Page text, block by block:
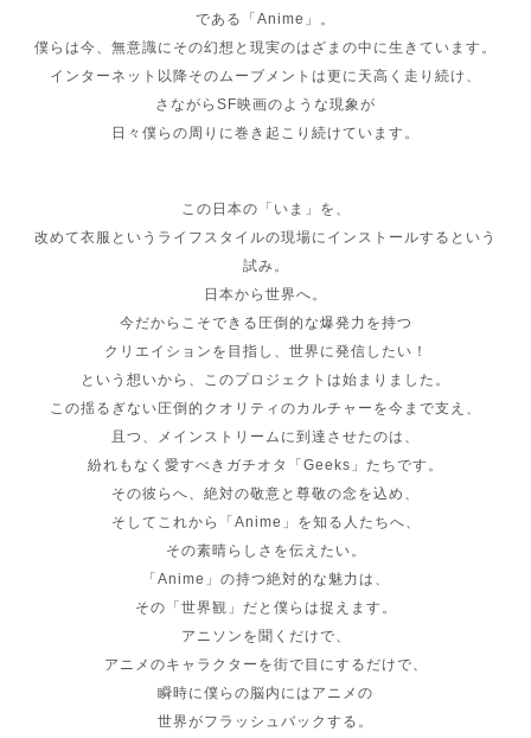
である「Anime」。
僕らは今、無意識にその幻想と現実のはざまの中に生きています。
インターネット以降そのムーブメントは更に天高く走り続け、
さながらSF映画のような現象が
日々僕らの周りに巻き起こり続けています。
この日本の「いま」を、
改めて衣服というライフスタイルの現場にインストールするという
試み。
日本から世界へ。
今だからこそできる圧倒的な爆発力を持つ
クリエイションを目指し、世界に発信したい！
という想いから、このプロジェクトは始まりました。
この揺るぎない圧倒的クオリティのカルチャーを今まで支え、
且つ、メインストリームに到達させたのは、
紛れもなく愛すべきガチオタ「Geeks」たちです。
その彼らへ、絶対の敬意と尊敬の念を込め、
そしてこれから「Anime」を知る人たちへ、
その素晴らしさを伝えたい。
「Anime」の持つ絶対的な魅力は、
その「世界観」だと僕らは捉えます。
アニソンを聞くだけで、
アニメのキャラクターを街で目にするだけで、
瞬時に僕らの脳内にはアニメの
世界がフラッシュバックする。